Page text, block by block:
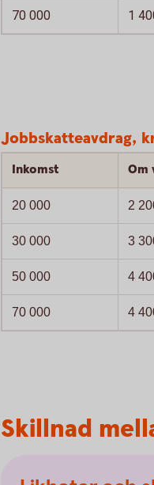
70 000 1
Jobbskatteavdrag,
Inkomst Om
20 000 2
30 000 3
50 000 4
70 000 4
Skillnad